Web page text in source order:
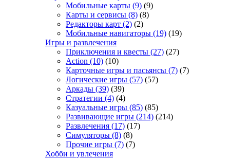
Мобильные карты (9) (9)
Карты и сервисы (8) (8)
Редакторы карт (2) (2)
Мобильные навигаторы (19) (19)
Игры и развлечения
Приключения и квесты (27) (27)
Action (10) (10)
Карточные игры и пасьянсы (7) (7)
Логические игры (57) (57)
Аркады (39) (39)
Стратегии (4) (4)
Казуальные игры (85) (85)
Развивающие игры (214) (214)
Развлечения (17) (17)
Симуляторы (8) (8)
Прочие игры (7) (7)
Хобби и увлечения